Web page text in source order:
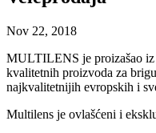
Nov 22, 2018
MULTILENS je proizašao iz
kvalitetnih proizvoda za
najkvalitetnijih evropskih i
Multilens je ovlašćeni i